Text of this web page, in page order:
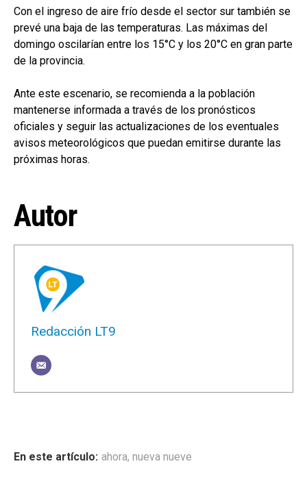
Con el ingreso de aire frío desde el sector sur también se
prevé una baja de las temperaturas. Las máximas del
domingo oscilarían entre los 15°C y los 20°C en gran parte
de la provincia.
Ante este escenario, se recomienda a la población
mantenerse informada a través de los pronósticos
oficiales y seguir las actualizaciones de los eventuales
avisos meteorológicos que puedan emitirse durante las
próximas horas.
Autor
Redacción LT9
ahora, nueva nueve